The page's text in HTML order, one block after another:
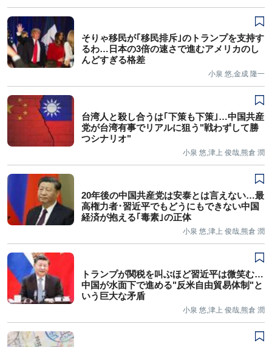
そりゃ移民が｢移民排斥｣のトランプを支持す
るわ…日本の3倍の速さで進むアメリカのし
んどすぎる格差
小泉 悠,金成 隆一
台湾人と殺し合うは｢下策も下策｣…中国共産
党が台湾有事でリアルに狙う"戦わずして勝
つシナリオ"
小泉 悠,津上 俊哉,熊倉 潤
20年後の中国共産党は安泰とは言えない…最
高権力者･習近平でもどうにもできない中国
経済が抱える｢毒素｣の正体
小泉 悠,津上 俊哉,熊倉 潤
トランプが関税を叫ぶほど習近平は微笑む…
中国が水面下で進める"反米自由貿易体制"と
いう巨大な矛盾
小泉 悠,津上 俊哉,熊倉 潤